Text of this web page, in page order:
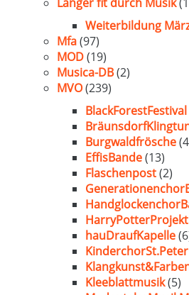
Weiterbildung
Mfa(97)
MOD(19)
Musica-DB(2)
MVO(239)
BlackForestFestival
Burgwaldfrösche
EffisBande(13)
Flaschenpost(2)
HarryPotterProjekt
hauDraufKapelle
KinderchorSt.Peter
Kleeblattmusik(5)